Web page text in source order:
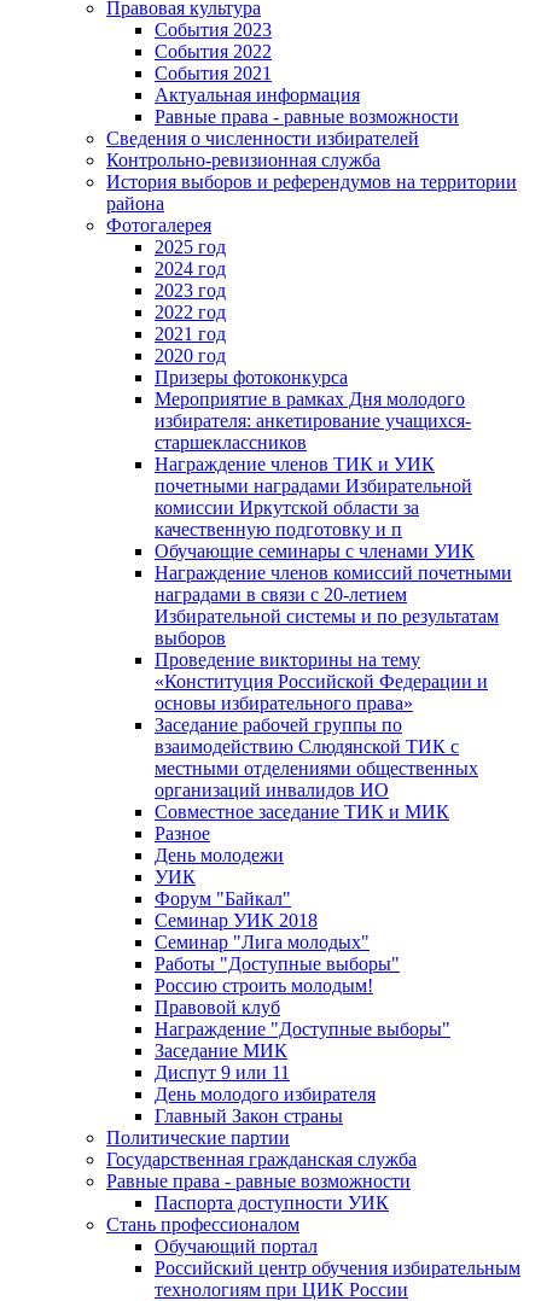
Правовая культура
События 2023
События 2022
События 2021
Актуальная информация
Равные права - равные возможности
Сведения о численности избирателей
Контрольно-ревизионная служба
История выборов и референдумов на территории
района
Фотогалерея
2025 год
2024 год
2023 год
2022 год
2021 год
2020 год
Призеры фотоконкурса
Мероприятие в рамках Дня молодого
избирателя: анкетирование учащихся-
старшеклассников
Награждение членов ТИК и УИК
почетными наградами Избирательной
комиссии Иркутской области за
качественную подготовку и п
Обучающие семинары с членами УИК
Награждение членов комиссий почетными
наградами в связи с 20-летием
Избирательной системы и по результатам
выборов
Проведение викторины на тему
«Конституция Российской Федерации и
основы избирательного права»
Заседание рабочей группы по
взаимодействию Слюдянской ТИК с
местными отделениями общественных
организаций инвалидов ИО
Совместное заседание ТИК и МИК
Разное
День молодежи
УИК
Форум "Байкал"
Семинар УИК 2018
Семинар "Лига молодых"
Работы "Доступные выборы"
Россию строить молодым!
Правовой клуб
Награждение "Доступные выборы"
Заседание МИК
Диспут 9 или 11
День молодого избирателя
Главный Закон страны
Политические партии
Государственная гражданская служба
Равные права - равные возможности
Паспорта доступности УИК
Стань профессионалом
Обучающий портал
Российский центр обучения избирательным
технологиям при ЦИК России